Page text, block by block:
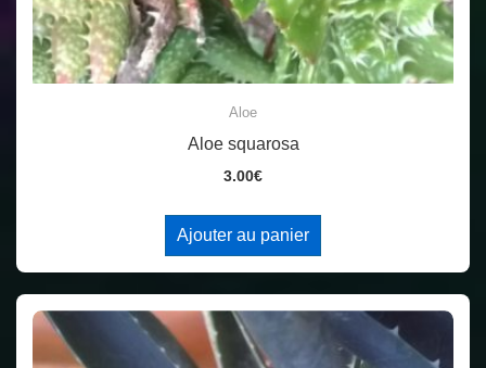
Aloe
Aloe squarosa
3.00€
Ajouter au panier